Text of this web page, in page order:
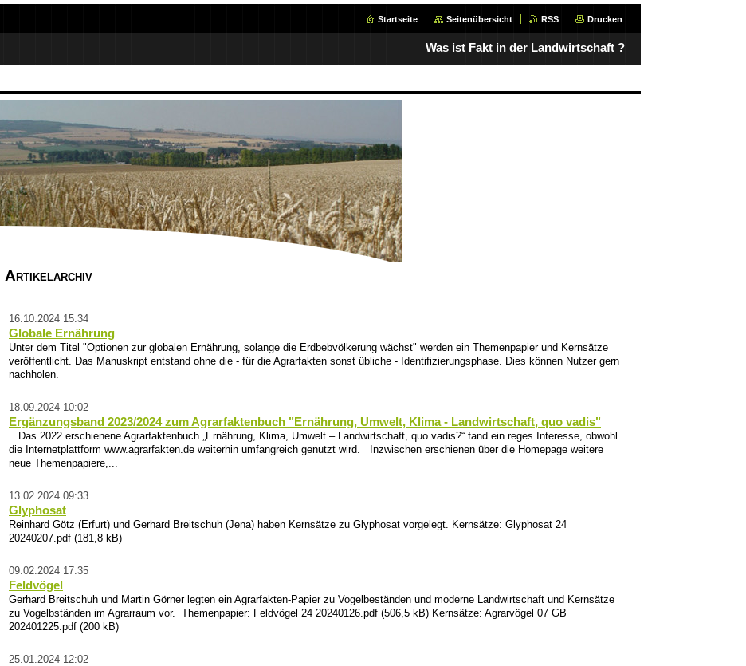
Startseite Seitenübersicht RSS Drucken
Was ist Fakt in der Landwirtschaft ?
A RTIKELARCHIV
16.10.2024 15:34
Globale Ernährung
Unter dem Titel "Optionen zur globalen Ernährung, solange die Erdbebvölkerung wächst" werden ein Themenpapier und Kernsätze
veröffentlicht. Das Manuskript entstand ohne die - für die Agrarfakten sonst übliche - Identifizierungsphase. Dies können Nutzer gern
nachholen.
18.09.2024 10:02
Ergänzungsband 2023/2024 zum Agrarfaktenbuch "Ernährung, Umwelt, Klima - Landwirtschaft, quo vadis"
Das 2022 erschienene Agrarfaktenbuch „Ernährung, Klima, Umwelt – Landwirtschaft, quo vadis?“ fand ein reges Interesse, obwohl
die Internetplattform www.agrarfakten.de weiterhin umfangreich genutzt wird. Inzwischen erschienen über die Homepage weitere
neue Themenpapiere,...
13.02.2024 09:33
Glyphosat
Reinhard Götz (Erfurt) und Gerhard Breitschuh (Jena) haben Kernsätze zu Glyphosat vorgelegt. Kernsätze: Glyphosat 24
20240207.pdf (181,8 kB)
09.02.2024 17:35
Feldvögel
Gerhard Breitschuh und Martin Görner legten ein Agrarfakten-Papier zu Vogelbeständen und moderne Landwirtschaft und Kernsätze
zu Vogelbständen im Agrarraum vor. Themenpapier: Feldvögel 24 20240126.pdf (506,5 kB) Kernsätze: Agrarvögel 07 GB
202401225.pdf (200 kB)
25.01.2024 12:02